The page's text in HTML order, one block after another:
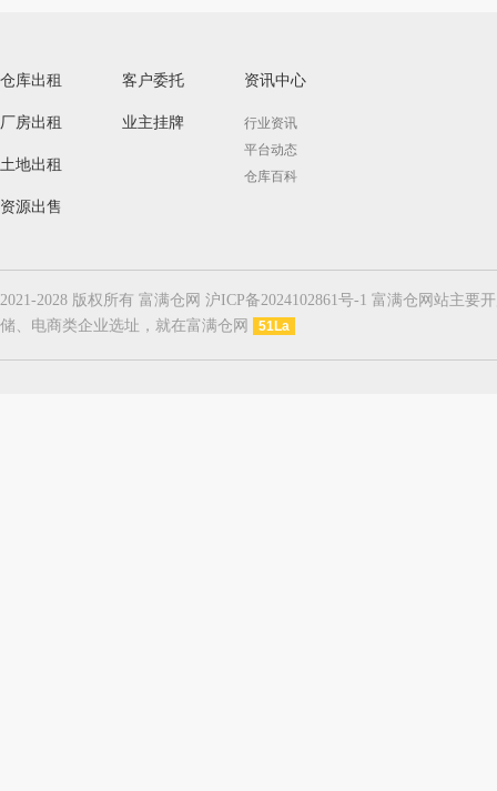
仓库出租
厂房出租
土地出租
资源出售
客户委托
业主挂牌
资讯中心
行业资讯
平台动态
仓库百科
2021-2028 版权所有 富满仓网 沪ICP备2024102861号-1 富满仓网站主
储、电商类企业选址，就在富满仓网
51La